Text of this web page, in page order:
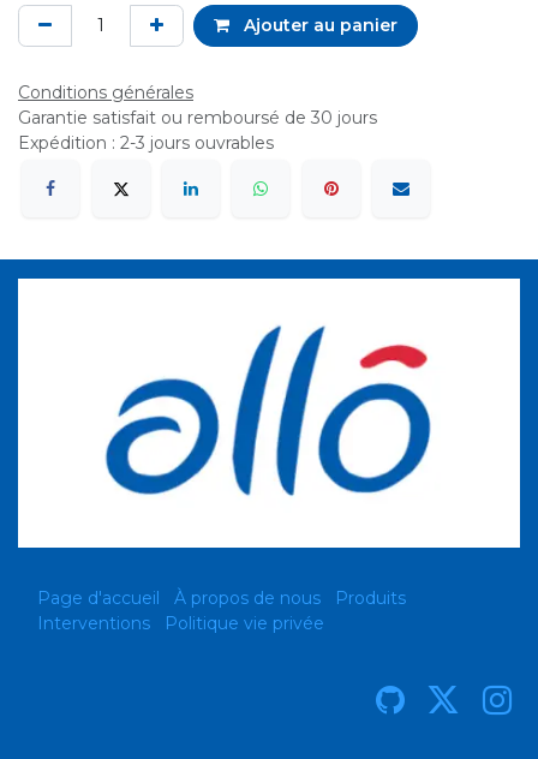
Ajouter au panier
Conditions générales
Garantie satisfait ou remboursé de 30 jours
Expédition : 2-3 jours ouvrables
Page d'accueil À propos de nous
Produits
Interventions
Politique vie privée